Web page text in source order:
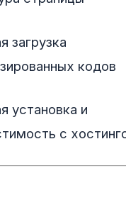
загрузка
кодов
установка и
с